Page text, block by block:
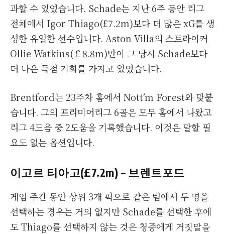
과할 수 있었습니다. Schade는 지난 6주 동안 리그
전체에서 Igor Thiago(£7.2m)보다 더 많은 xG를 생
성한 유일한 선수입니다. Aston Villa의 스트라이커
Ollie Watkins(￡8.8m)만이 그 당시 Schade보다
더 나은 득점 기회를 가지고 있었습니다.
Brentford는 23주차 홈에서 Nott’m Forest와 맞붙
습니다. 그의 프리미어리그 6골은 모두 홈에서 나왔고
리그 4도움 중 2도움을 기록했습니다. 이것은 말할 필
요도 없는 옵션입니다.
이고르 티아고(£7.2m) – 브렌트포드
게임 주간 동안 상위 3개 픽으로 같은 팀에서 두 명을
선택하는 경우는 거의 없지만 Schade를 선택한 후에
도 Thiago를 선택하지 않는 것은 청중에게 거짓말을